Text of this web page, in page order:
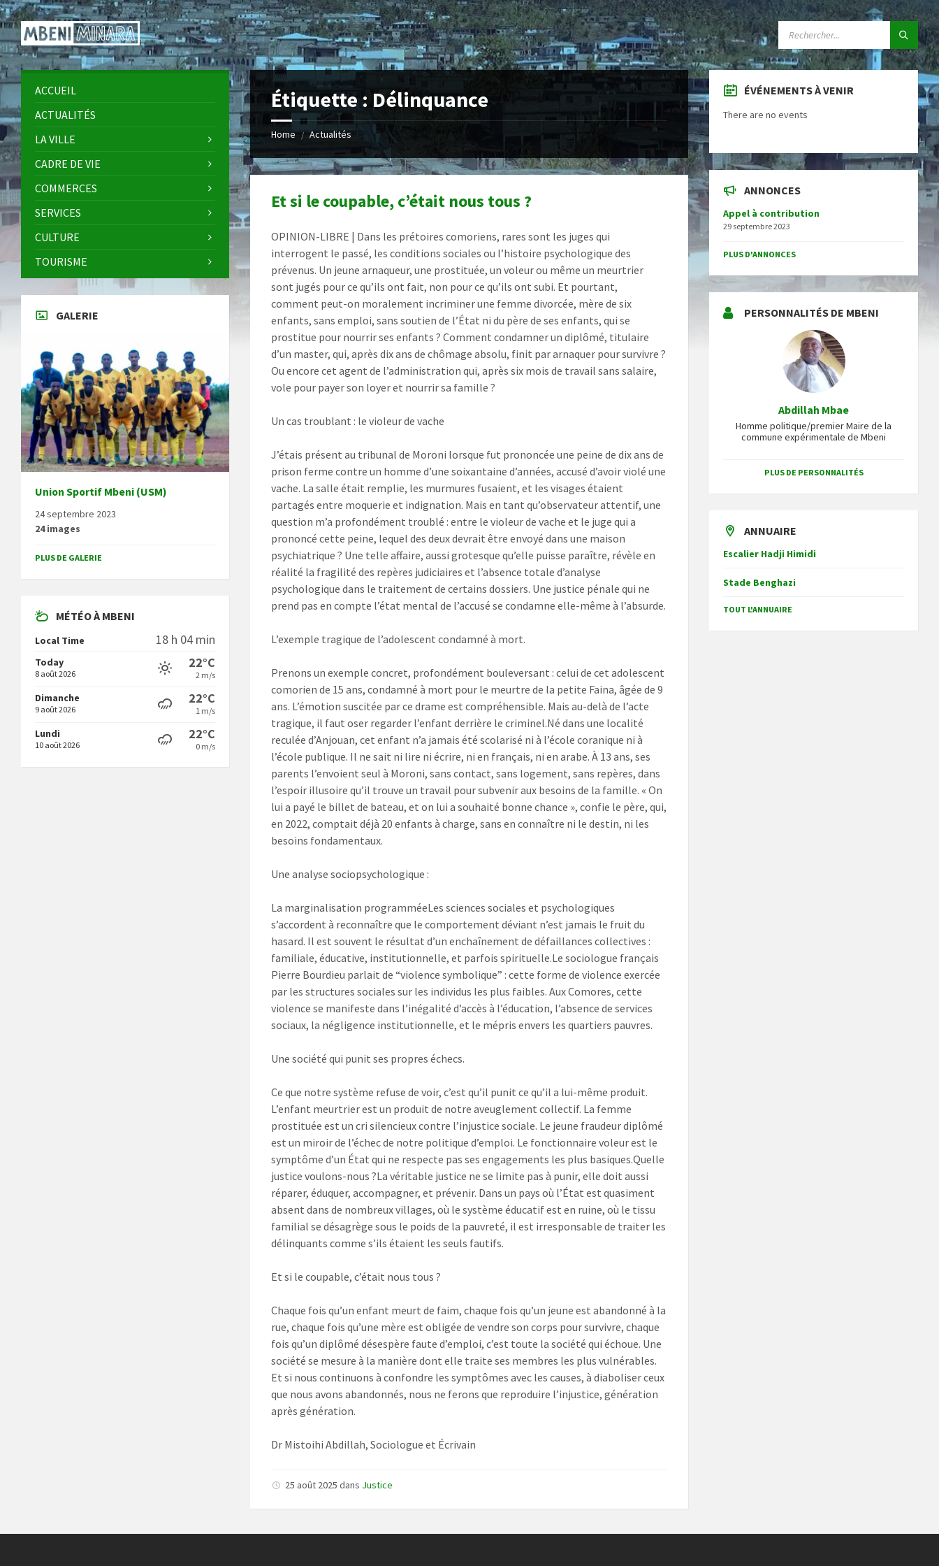
Skip
to
content
Skip
to
left
sidebar
Skip
to
right
sidebar
Skip
to
footer
SEARCH:
Étiquette :Délinquance
Home / Actualités
Et si le coupable, c’était nous tous ?
OPINION-LIBRE | Dans les prétoires comoriens, rares sont les juges qui
interrogent le passé, les conditions sociales ou l’histoire psychologique des
prévenus. Un jeune arnaqueur, une prostituée, un voleur ou même un meurtrier
sont jugés pour ce qu’ils ont fait, non pour ce qu’ils ont subi. Et pourtant,
comment peut-on moralement incriminer une femme divorcée, mère de six
enfants, sans emploi, sans soutien de l’État ni du père de ses enfants, qui se
prostitue pour nourrir ses enfants ? Comment condamner un diplômé, titulaire
d’un master, qui, après dix ans de chômage absolu, finit par arnaquer pour survivre ?
Ou encore cet agent de l’administration qui, après six mois de travail sans salaire,
vole pour payer son loyer et nourrir sa famille ?
Un cas troublant : le violeur de vache
J’étais présent au tribunal de Moroni lorsque fut prononcée une peine de dix ans de
prison ferme contre un homme d’une soixantaine d’années, accusé d’avoir violé une
vache. La salle était remplie, les murmures fusaient, et les visages étaient
partagés entre moquerie et indignation. Mais en tant qu’observateur attentif, une
question m’a profondément troublé : entre le violeur de vache et le juge qui a
prononcé cette peine, lequel des deux devrait être envoyé dans une maison
psychiatrique ? Une telle affaire, aussi grotesque qu’elle puisse paraître, révèle en
réalité la fragilité des repères judiciaires et l’absence totale d’analyse
psychologique dans le traitement de certains dossiers. Une justice pénale qui ne
prend pas en compte l’état mental de l’accusé se condamne elle-même à l’absurde.
L’exemple tragique de l’adolescent condamné à mort.
Prenons un exemple concret, profondément bouleversant : celui de cet adolescent
comorien de 15 ans, condamné à mort pour le meurtre de la petite Faina, âgée de 9
ans. L’émotion suscitée par ce drame est compréhensible. Mais au-delà de l’acte
tragique, il faut oser regarder l’enfant derrière le criminel.Né dans une localité
reculée d’Anjouan, cet enfant n’a jamais été scolarisé ni à l’école coranique ni à
l’école publique. Il ne sait ni lire ni écrire, ni en français, ni en arabe. À 13 ans, ses
parents l’envoient seul à Moroni, sans contact, sans logement, sans repères, dans
l’espoir illusoire qu’il trouve un travail pour subvenir aux besoins de la famille. « On
lui a payé le billet de bateau, et on lui a souhaité bonne chance », confie le père, qui,
en 2022, comptait déjà 20 enfants à charge, sans en connaître ni le destin, ni les
besoins fondamentaux.
Une analyse sociopsychologique :
La marginalisation programméeLes sciences sociales et psychologiques
s’accordent à reconnaître que le comportement déviant n’est jamais le fruit du
hasard. Il est souvent le résultat d’un enchaînement de défaillances collectives :
familiale, éducative, institutionnelle, et parfois spirituelle.Le sociologue français
Pierre Bourdieu parlait de “violence symbolique” : cette forme de violence exercée
par les structures sociales sur les individus les plus faibles. Aux Comores, cette
violence se manifeste dans l’inégalité d’accès à l’éducation, l’absence de services
sociaux, la négligence institutionnelle, et le mépris envers les quartiers pauvres.
Une société qui punit ses propres échecs.
Ce que notre système refuse de voir, c’est qu’il punit ce qu’il a lui-même produit.
L’enfant meurtrier est un produit de notre aveuglement collectif. La femme
prostituée est un cri silencieux contre l’injustice sociale. Le jeune fraudeur diplômé
est un miroir de l’échec de notre politique d’emploi. Le fonctionnaire voleur est le
symptôme d’un État qui ne respecte pas ses engagements les plus basiques.Quelle
justice voulons-nous ?La véritable justice ne se limite pas à punir, elle doit aussi
réparer, éduquer, accompagner, et prévenir. Dans un pays où l’État est quasiment
absent dans de nombreux villages, où le système éducatif est en ruine, où le tissu
familial se désagrège sous le poids de la pauvreté, il est irresponsable de traiter les
délinquants comme s’ils étaient les seuls fautifs.
Et si le coupable, c’était nous tous ?
Chaque fois qu’un enfant meurt de faim, chaque fois qu’un jeune est abandonné à la
rue, chaque fois qu’une mère est obligée de vendre son corps pour survivre, chaque
fois qu’un diplômé désespère faute d’emploi, c’est toute la société qui échoue. Une
société se mesure à la manière dont elle traite ses membres les plus vulnérables.
Et si nous continuons à confondre les symptômes avec les causes, à diaboliser ceux
que nous avons abandonnés, nous ne ferons que reproduire l’injustice, génération
après génération.
Dr Mistoihi Abdillah, Sociologue et Écrivain
25 août 2025dans Justice
ACCUEIL
ACTUALITÉS
LA VILLE
CADRE DE VIE
COMMERCES
SERVICES
CULTURE
TOURISME
GALERIE
Union Sportif Mbeni (USM)
24 septembre 2023
24 images
PLUS DE GALERIE
MÉTÉO À MBENI
Local Time 18 h 04 min
Today
8 août 2026
22°C
2 m/s
Dimanche
9 août 2026
22°C
1 m/s
Lundi
10 août 2026
22°C
0 m/s
ÉVÉNEMENTS À VENIR
There are no events
ANNONCES
Appel à contribution
29 septembre 2023
PLUS D'ANNONCES
PERSONNALITÉS DE MBENI
Abdillah Mbae
Homme politique/premier Maire de la
commune expérimentale de Mbeni
PLUS DE PERSONNALITÉS
ANNUAIRE
Escalier Hadji Himidi
Stade Benghazi
TOUT L'ANNUAIRE